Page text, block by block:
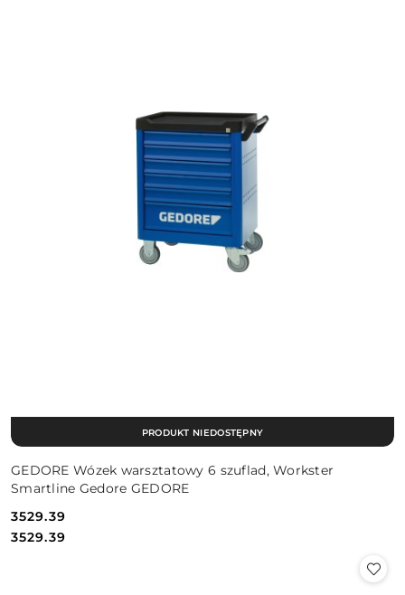
GEDORE Wózek warsztatowy 6 szuflad, Workster
Smartline Gedore GEDORE
Cena:
3529.39
Cena:
3529.39
PRODUKT NIEDOSTĘPNY